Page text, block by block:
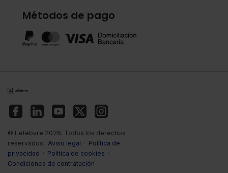
Métodos de pago
© Lefebvre 2026. Todos los derechos
reservados. Aviso legal · Política de
privacidad · Política de cookies ·
Condiciones de contratación